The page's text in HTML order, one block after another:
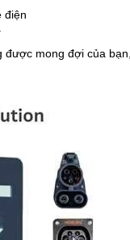
điện
mong đợi của